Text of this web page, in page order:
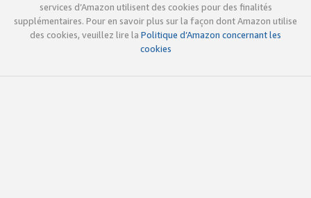
services d’Amazon utilisent des cookies pour des finalités
supplémentaires. Pour en savoir plus sur la façon dont Amazon utilise
des cookies, veuillez lire la Politique d’Amazon concernant les
cookies